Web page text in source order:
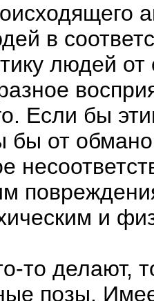
в
людей
Если бы
бы от
и
то делают,
позы.